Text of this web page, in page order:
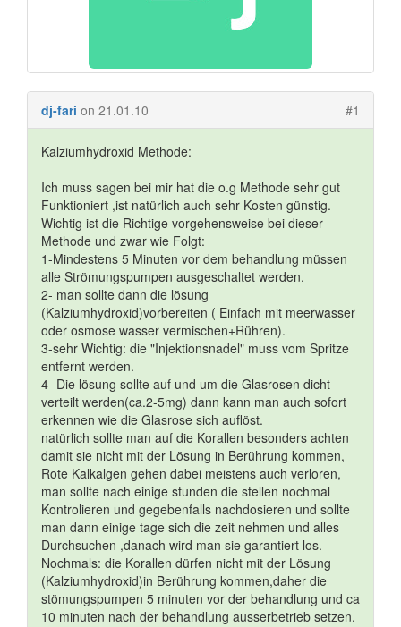
dj-fari on 21.01.10 #1
Kalziumhydroxid Methode:
Ich muss sagen bei mir hat die o.g Methode sehr gut
Funktioniert ,ist natürlich auch sehr Kosten günstig.
Wichtig ist die Richtige vorgehensweise bei dieser
Methode und zwar wie Folgt:
1-Mindestens 5 Minuten vor dem behandlung müssen
alle Strömungspumpen ausgeschaltet werden.
2- man sollte dann die lösung
(Kalziumhydroxid)vorbereiten ( Einfach mit meerwasser
oder osmose wasser vermischen+Rühren).
3-sehr Wichtig: die "Injektionsnadel" muss vom Spritze
entfernt werden.
4- Die lösung sollte auf und um die Glasrosen dicht
verteilt werden(ca.2-5mg) dann kann man auch sofort
erkennen wie die Glasrose sich auflöst.
natürlich sollte man auf die Korallen besonders achten
damit sie nicht mit der Lösung in Berührung kommen,
Rote Kalkalgen gehen dabei meistens auch verloren,
man sollte nach einige stunden die stellen nochmal
Kontrolieren und gegebenfalls nachdosieren und sollte
man dann einige tage sich die zeit nehmen und alles
Durchsuchen ,danach wird man sie garantiert los.
Nochmals: die Korallen dürfen nicht mit der Lösung
(Kalziumhydroxid)in Berührung kommen,daher die
stömungspumpen 5 minuten vor der behandlung und ca
10 minuten nach der behandlung ausserbetrieb setzen.